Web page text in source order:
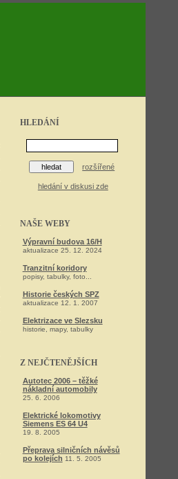
HLEDÁNÍ
rozšířené
hledání v diskusi zde
NAŠE WEBY
Výpravní budova 16/H
aktualizace 25. 12. 2024
Tranzitní koridory
popisy, tabulky, foto...
Historie českých SPZ
aktualizace 12. 1. 2007
Elektrizace ve Slezsku
historie, mapy, tabulky
Z NEJČTENĚJŠÍCH
Autotec 2006 – těžké
nákladní automobily
25. 6. 2006
Elektrické lokomotivy
Siemens ES 64 U4
19. 8. 2005
Přeprava silničních návěsů
po kolejích 11. 5. 2005